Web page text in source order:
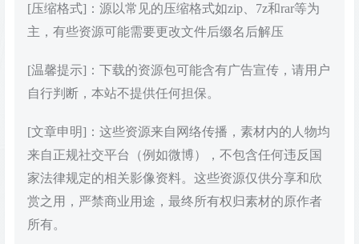
[压缩格式]：源以常见的压缩格式如zip、7z和rar等为
主，有些资源可能需要更改文件后缀名后解压
[温馨提示]：下载的资源包可能含有广告宣传，请用户
自行判断，本站不提供任何担保。
[文章申明]：这些资源来自网络传播，素材内的人物均
来自正规社交平台（例如微博），不包含任何违反国
家法律规定的相关影像资料。这些资源仅供分享和欣
赏之用，严禁商业用途，最终所有权归素材的原作者
所有。